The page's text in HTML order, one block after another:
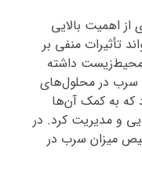
اهمیت بالایی
تأثیرات منفی بر
داشته
سرب در محلول‌های
که به کمک آن‌ها
و مدیریت کرد. در
میزان سرب در